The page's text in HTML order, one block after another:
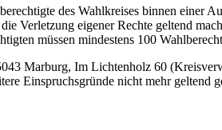
des Wahlkreises binnen
Verletzung eigener Rechte geltend
müssen mindestens 100
Marburg, Im Lichtenholz 60
Einspruchsgründe nicht mehr geltend